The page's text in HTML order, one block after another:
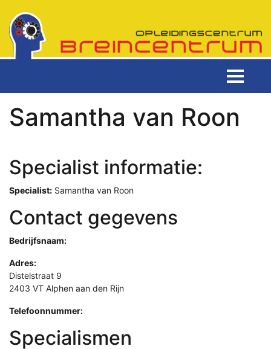
Samantha van Roon
Specialist informatie:
Specialist: Samantha van Roon
Contact gegevens
Bedrijfsnaam:
Adres:
Distelstraat 9
2403 VT Alphen aan den Rijn
Telefoonnummer:
Specialismen